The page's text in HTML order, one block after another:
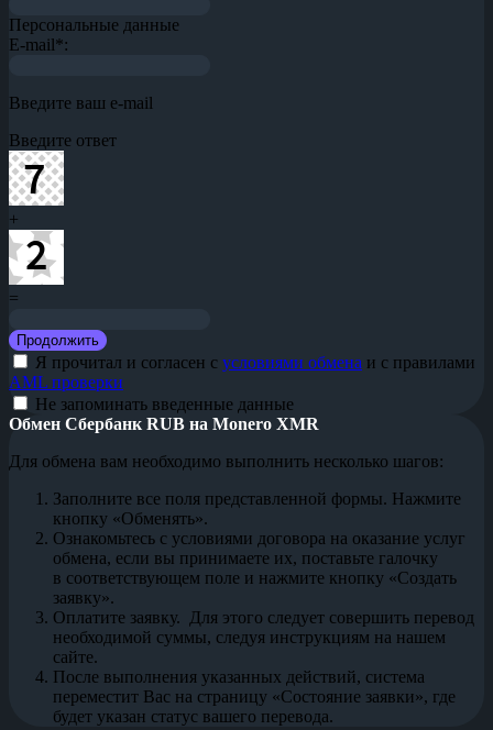
Персональные данные
E-mail*:
Введите ваш e-mail
Введите ответ
+
=
Я прочитал и согласен с условиями обмена и с правилами
AML проверки
Не запоминать введенные данные
Обмен Сбербанк RUB на Monero XMR
Для обмена вам необходимо выполнить несколько шагов:
Заполните все поля представленной формы. Нажмите
кнопку «Обменять».
Ознакомьтесь с условиями договора на оказание услуг
обмена, если вы принимаете их, поставьте галочку
в соответствующем поле и нажмите кнопку «Создать
заявку».
Оплатите заявку. Для этого следует совершить перевод
необходимой суммы, следуя инструкциям на нашем
сайте.
После выполнения указанных действий, система
переместит Вас на страницу «Состояние заявки», где
будет указан статус вашего перевода.